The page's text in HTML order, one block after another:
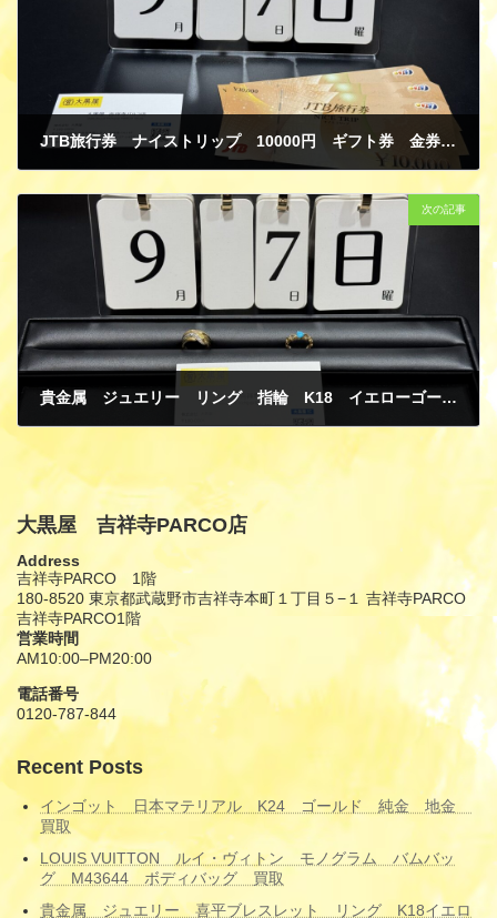
JTB旅行券 ナイストリップ 10000円 ギフト券 金券 トラベル 買取
次の記事
貴金属 ジュエリー リング 指輪 K18 イエローゴールド PT900 プラチナ ダイヤモンド ターコイズ 買取
大黒屋 吉祥寺PARCO店
Address
吉祥寺PARCO 1階
180-8520 東京都武蔵野市吉祥寺本町１丁目５−１ 吉祥寺PARCO
吉祥寺PARCO1階
営業時間
AM10:00–PM20:00
電話番号
0120-787-844
Recent Posts
インゴット 日本マテリアル K24 ゴールド 純金 地金
買取
LOUIS VUITTON ルイ・ヴィトン モノグラム バムバッ
グ M43644 ボディバッグ 買取
貴金属 ジュエリー 喜平ブレスレット リング K18イエロ